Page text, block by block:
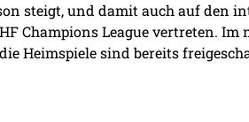
steigt, und damit auch auf den
Champions League vertreten.
Heimspiele sind bereits